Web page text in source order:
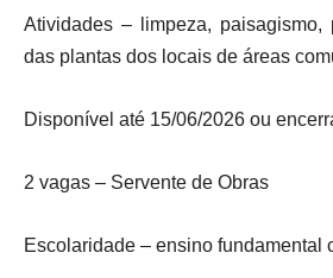
Atividades – limpeza, paisagismo,
das plantas dos locais de áreas
Disponível até 15/06/2026 ou
2 vagas – Servente de Obras
Escolaridade – ensino fundamental